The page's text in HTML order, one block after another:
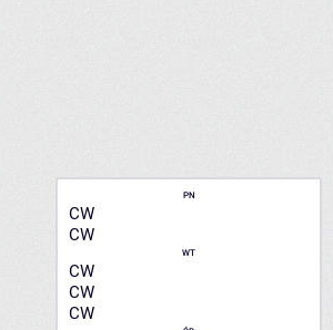
PN
CW
CW
WT
CW
CW
CW